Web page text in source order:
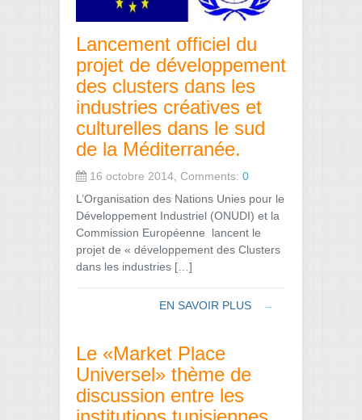
Lancement officiel du
projet de développement
des clusters dans les
industries créatives et
culturelles dans le sud
de la Méditerranée.
16 octobre 2014, Comments: 0
L’Organisation des Nations Unies pour le
Développement Industriel (ONUDI) et la
Commission Européenne lancent le
projet de « développement des Clusters
dans les industries […]
EN SAVOIR PLUS →
Le «Market Place
Universel» thème de
discussion entre les